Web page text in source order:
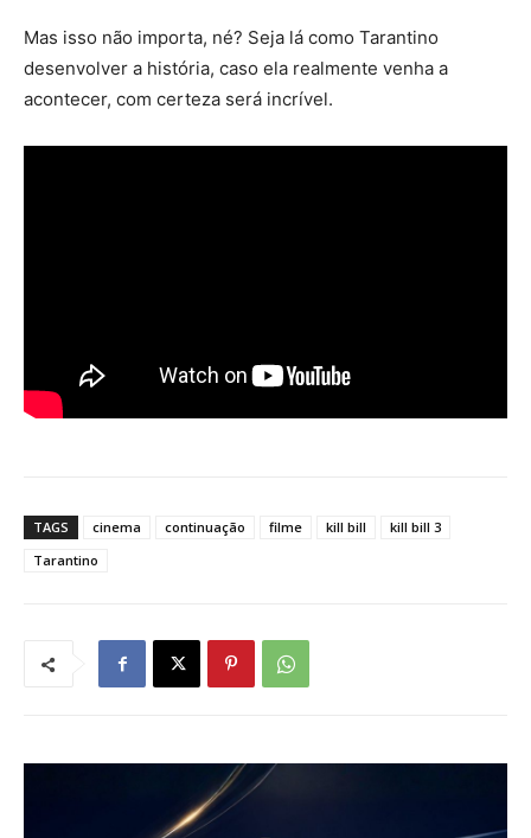
Mas isso não importa, né? Seja lá como Tarantino
desenvolver a história, caso ela realmente venha a
acontecer, com certeza será incrível.
TAGS cinema continuação filme kill bill
kill bill 3
Tarantino